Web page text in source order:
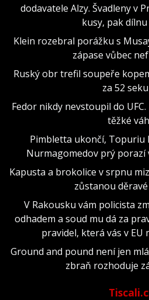
dodavatele Alzy. Švadleny v
kusy, pak
Klein rozebral porážku s
zápase vůbec
Ruský obr trefil soupeře
za 52
Fedor nikdy nevstoupil do
těžké
Pimbletta ukončí, Topuriu
Nurmagomedov prý porazí
Kapusta a brokolice v srpnu
zůstanou
V Rakousku vám policista
odhadem a soud mu dá za
pravidel, která vás v EU
Ground and pound není jen
zbraň rozhoduje